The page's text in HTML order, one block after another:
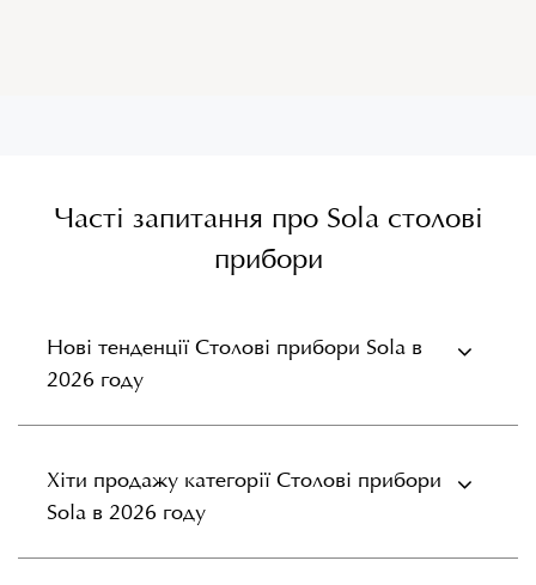
Часті запитання про Sola столові
прибори
Нові тенденції Столові прибори Sola в
2026 году
Хіти продажу категорії Столові прибори
Sola в 2026 году